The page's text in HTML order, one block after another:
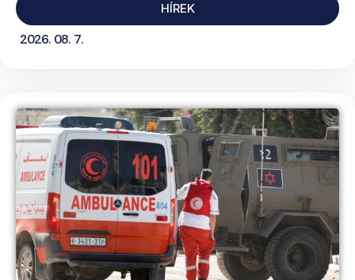
HÍREK
2026. 08. 7.